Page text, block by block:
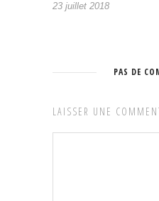
23 juillet 2018
PAS DE
LAISSER UNE